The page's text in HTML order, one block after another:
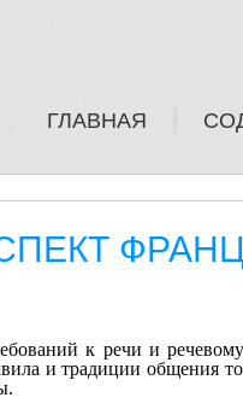
ГЛАВНАЯ
к речи и
и традиции общения